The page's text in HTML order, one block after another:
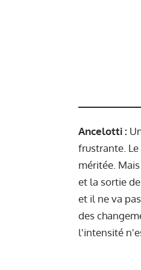
Ancelotti :
frustrante.
méritée.
et la sortie
et il ne va
des
l'intensité